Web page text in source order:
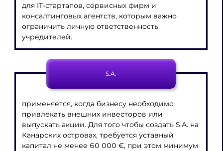
для IT-стартапов, сервисных фирм и
консалтинговых агентств, которым важно
ограничить личную ответственность
учредителей.
S.A.
применяется, когда бизнесу необходимо
привлекать внешних инвесторов или
выпускать акции. Для того чтобы создать S.A. на
Канарских островах, требуется уставный
капитал не менее 60 000 €, при этом минимум